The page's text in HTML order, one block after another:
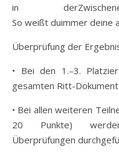
in
So weißt duimmer deine
Überprüfung der
• Bei den 1.–3.
gesamten Ritt-
• Bei allen weiteren
20 Punkte)
Überprüfungen